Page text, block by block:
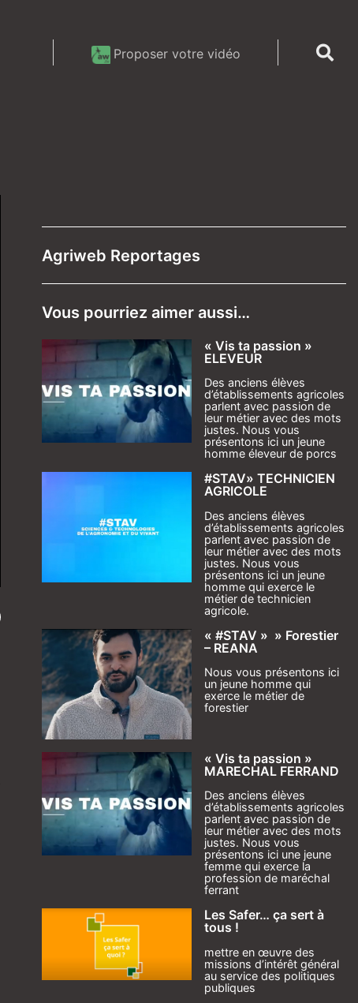
Proposer votre vidéo
Agriweb Reportages
Vous pourriez aimer aussi…
« Vis ta passion »
ELEVEUR
Des anciens élèves
d’établissements agricoles
parlent avec passion de
leur métier avec des mots
justes. Nous vous
présentons ici un jeune
homme éleveur de porcs
#STAV» TECHNICIEN
AGRICOLE
Des anciens élèves
d’établissements agricoles
parlent avec passion de
leur métier avec des mots
justes. Nous vous
présentons ici un jeune
homme qui exerce le
métier de technicien
agricole.
« #STAV » » Forestier
– REANA
Nous vous présentons ici
un jeune homme qui
exerce le métier de
forestier
« Vis ta passion »
MARECHAL FERRAND
Des anciens élèves
d’établissements agricoles
parlent avec passion de
leur métier avec des mots
justes. Nous vous
présentons ici une jeune
femme qui exerce la
profession de maréchal
ferrant
Les Safer… ça sert à
tous !
mettre en œuvre des
missions d’intérêt général
au service des politiques
publiques